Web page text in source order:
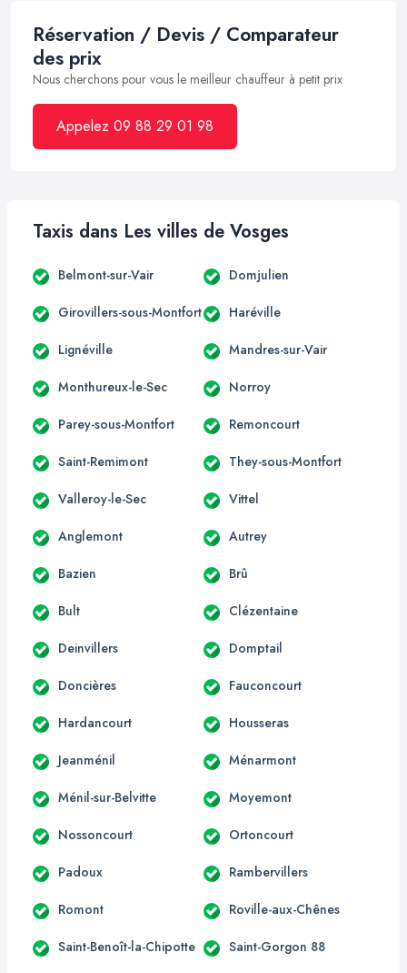
Réservation / Devis / Comparateur
des prix
Nous cherchons pour vous le meilleur chauffeur à petit prix
Appelez 09 88 29 01 98
Taxis dans Les villes de Vosges
Belmont-sur-Vair Domjulien
Girovillers-sous-Montfort Haréville
Lignéville Mandres-sur-Vair
Monthureux-le-Sec Norroy
Parey-sous-Montfort Remoncourt
Saint-Remimont They-sous-Montfort
Valleroy-le-Sec Vittel
Anglemont Autrey
Bazien Brû
Bult Clézentaine
Deinvillers Domptail
Doncières Fauconcourt
Hardancourt Housseras
Jeanménil Ménarmont
Ménil-sur-Belvitte Moyemont
Nossoncourt Ortoncourt
Padoux Rambervillers
Romont Roville-aux-Chênes
Saint-Benoît-la-Chipotte Saint-Gorgon 88